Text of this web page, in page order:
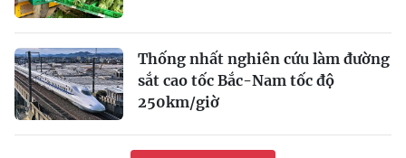
Thống nhất nghiên cứu làm đường
sắt cao tốc Bắc-Nam tốc độ
250km/giờ